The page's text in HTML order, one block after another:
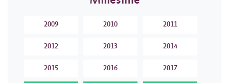
2009 2010 2011
2012 2013 2014
2015 2016 2017